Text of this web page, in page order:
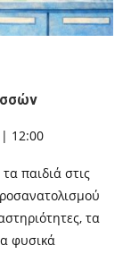
12:00
παιδιά στις
τα
φυσικά